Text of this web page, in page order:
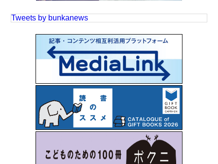
Tweets by bunkanews